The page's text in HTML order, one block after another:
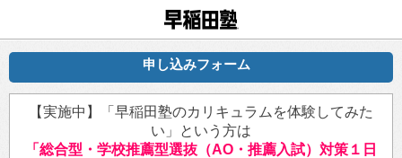
申し込みフォーム
【実施中】「早稲田塾のカリキュラムを体験してみた
い」という方は
「総合型・学校推薦型選抜（AO・推薦入試）対策１日